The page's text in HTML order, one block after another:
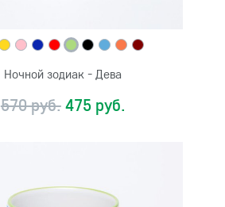
Ночной зодиак - Дева
570 руб.475 руб.